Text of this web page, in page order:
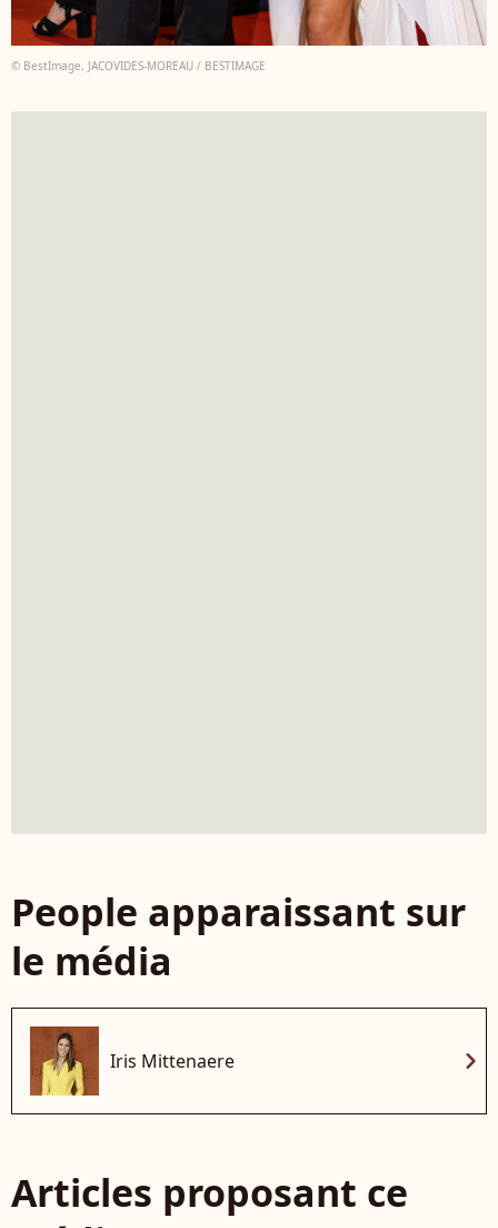
© BestImage, JACOVIDES-MOREAU / BESTIMAGE
People apparaissant sur
le média
Iris Mittenaere chevron_right
Articles proposant ce